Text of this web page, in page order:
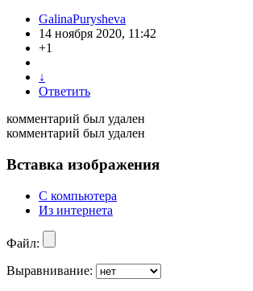
GalinaPurysheva
14 ноября 2020, 11:42
+1
↓
Ответить
комментарий был удален
комментарий был удален
Вставка изображения
С компьютера
Из интернета
Файл:
Выравнивание: